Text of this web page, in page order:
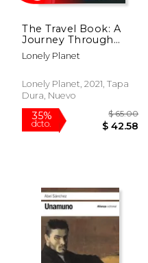
The Travel Book: A
Journey Through
Every Country in the
World (Lonely Planet
Inglés)
Lonely Planet
Lonely Planet, 2021, Tapa
Dura, Nuevo
35%
dcto. $ 42.58